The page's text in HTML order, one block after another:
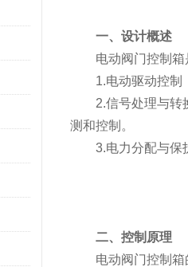
一、设计概述
电动阀门控制箱是
1.电动驱动控制：
2.信号处理与转换
测和控制。
3.电力分配与保护
二、控制原理
电动阀门控制箱的